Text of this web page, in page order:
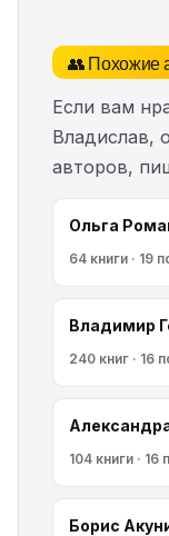
👥 Похожие
Если вам
Владислав,
авторов,
Ольга
64 книги · 19
Владимир
240 книг · 16
104 книги · 16
Борис